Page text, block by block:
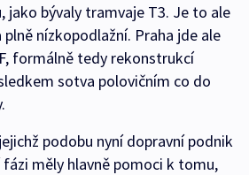
jako bývaly tramvaje T3. Je to ale
nízkopodlažní. Praha jde ale
formálně tedy rekonstrukcí
sotva polovičním co do
podobu nyní dopravní podnik
měly hlavně pomoci k tomu,